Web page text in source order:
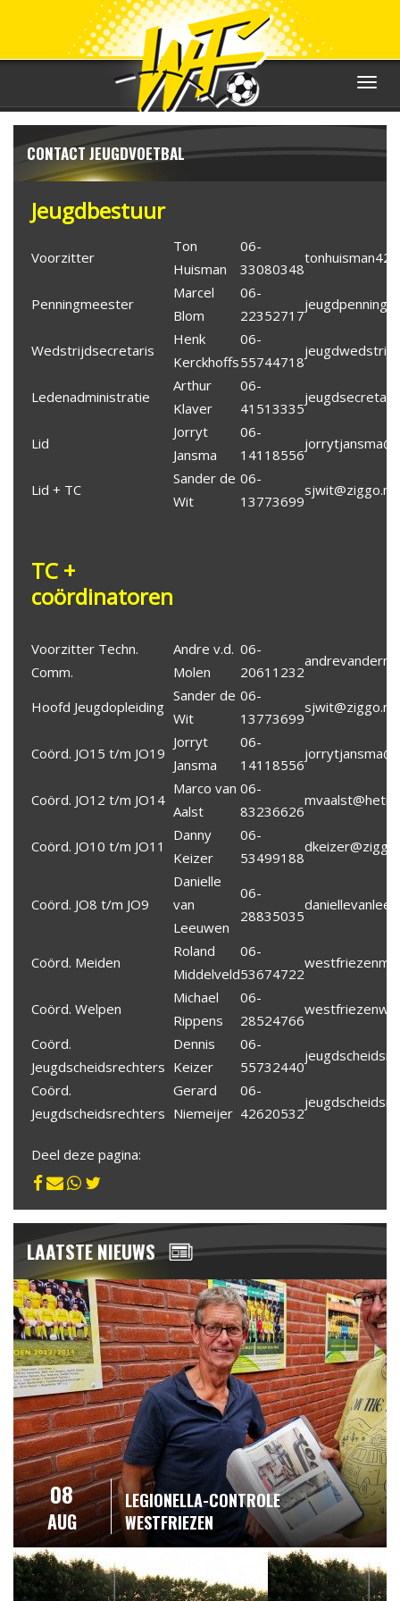
Toggle
CONTACT JEUGDVOETBAL
Jeugdbestuur
Voorzitter
Ton
Huisman
06-
33080348
Penningmeester
Marcel
Blom
06-
22352717
Wedstrijdsecretaris
Henk
Kerckhoffs
06-
55744718
Ledenadministratie
Arthur
Klaver
06-
41513335
Lid
Jorryt
Jansma
06-
14118556
Lid + TC
Sander de
Wit
06-
13773699
sjwit@ziggo.nl
TC +
coördinatoren
Voorzitter Techn.
Comm.
Andre v.d.
Molen
06-
20611232
Hoofd Jeugdopleiding
Sander de
Wit
06-
13773699
sjwit@ziggo.nl
Coörd. JO15 t/m JO19
Jorryt
Jansma
06-
14118556
Coörd. JO12 t/m JO14
Marco van
Aalst
06-
83236626
Coörd. JO10 t/m JO11
Danny
Keizer
06-
53499188
Coörd. JO8 t/m JO9
Danielle
van
Leeuwen
06-
28835035
Coörd. Meiden
Roland
Middelveld
06-
53674722
Coörd. Welpen
Michael
Rippens
06-
28524766
Coörd.
Jeugdscheidsrechters
Dennis
Keizer
06-
55732440
Coörd.
Jeugdscheidsrechters
Gerard
Niemeijer
06-
42620532
Deel deze pagina:
LAATSTE NIEUWS
08
AUG
LEGIONELLA-CONTROLE
WESTFRIEZEN